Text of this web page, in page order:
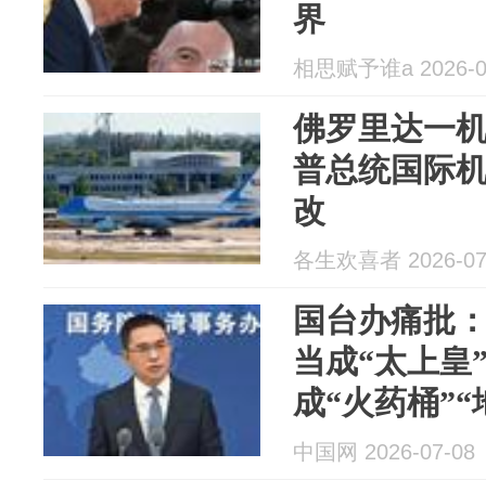
界
相思赋予谁a 2026-
佛罗里达一
普总统国际
改
各生欢喜者 2026-
国台办痛批
当成“太上皇
成“火药桶
朗普总统所
中国网 2026-07-08